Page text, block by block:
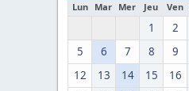
Lun Mar Mer Jeu Ven
1 2
5
6 7 8 9
12
13 14 15 16